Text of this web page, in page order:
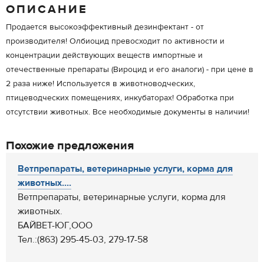
ОПИСАНИЕ
Продается высокоэффективный дезинфектант - от
производителя! Олбиоцид превосходит по активности и
концентрации действующих веществ импортные и
отечественные препараты (Вироцид и его аналоги) - при цене в
2 раза ниже! Используется в животноводческих,
птицеводческих помещениях, инкубаторах! Обработка при
отсутствии животных. Все необходимые документы в наличии!
Похожие предложения
Ветпрепараты, ветеринарные услуги, корма для
животных....
Ветпрепараты, ветеринарные услуги, корма для
животных.
БАЙВЕТ-ЮГ,ООО
Тел.:(863) 295-45-03, 279-17-58